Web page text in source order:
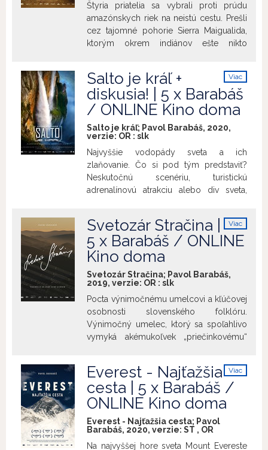
tatranských nosičov, ktorí zásobujú
vysokohorské chaty. Dozvieme sa, prečo
si zvolili tento spôsob života a ostali
poslednými mohykánmi na európskom
vlastným nákladom, ktorý všetci nosíme.
Štyria priatelia sa vybrali proti prúdu
amazónskych riek na neistú cestu. Prešli
cez tajomné pohorie Sierra Maigualida,
ktorým okrem indiánov ešte nikto
spoločenstvu. Vďaka spiritualite sú
prepojení s okolitou prírodou. Veria, že
poškodiť prales znamená poškodiť
prírodných indiánov na tejto planéte
umožnili im spoznať a autenticky zachytiť
jednoduchosť ich bytia a priniesť tak
dôležité poznanie.
Viac
info
Salto je kráľ +
diskusia! | 5 x Barabáš
/ ONLINE Kino doma
Salto je kráľ; Pavol Barabáš, 2020,
verzie: OR : slk
Najvyššie vodopády sveta a ich
zlaňovanie. Čo si pod tým predstaviť?
Neskutočnú scenériu, turistickú
adrenalínovú atrakciu alebo div sveta,
kamarátov, nadšencov a bláznov, ktorá
ovláda túto nepostihnuteľnú kategóriu
takmer dokonale. Ich spoločnou výzvou
majestátny živel a splynúť s ním. Cesta k
priekopnícke výpravy do neznáma, kde
ani tá najdôslednejšia príprava
negarantuje tušený cieľ. Jedinou istotou
je sila priateľstva, maximálna dôvera a cit
pokorenie najvyššieho vodopádu sveta,
ktorý neodolateľnej výzve zlaniť ho
spoľahlivo odoláva?
Viac
info
Svetozár Stračina |
5 x Barabáš / ONLINE
Kino doma
Svetozár Stračina; Pavol Barabáš,
2019, verzie: OR : slk
Pocta výnimočnému umelcovi a kľúčovej
osobnosti slovenského folklóru.
Výnimočný umelec, ktorý sa spoľahlivo
vymyká akémukoľvek „priečinkovému“
ktorého hudobné kompozície
nadchýnajú aj tých, ktorí sa folklóru
vyhýbajú. Zanechal po sebe ohromné
nasledovníkov. Stračina ostáva rébusom,
Viac
info
Everest - Najťažšia
cesta | 5 x Barabáš /
ONLINE Kino doma
Everest - Najťažšia cesta; Pavol
Barabáš, 2020, verzie: ST , OR
Na najvyššej hore sveta Mount Evereste